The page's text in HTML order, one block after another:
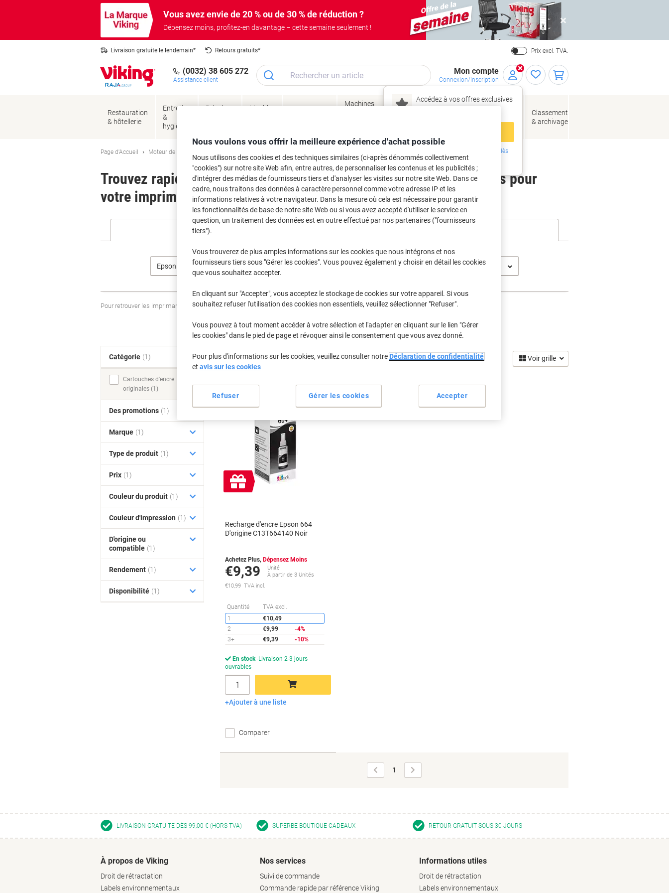
Vous avez envie de 20 % ou de 30 % de réduction ?
Dépensez moins, profitez-en davantage – cette semaine seulement !
Close
Livraison gratuite le lendemain* Retours gratuits* Prix excl. TVA.
(0032) 38 605 272
Assistance client
Mon compte
Connexion/Inscription
Accédez à vos offres exclusives
Inscrivez-vous dès
maintenant
Restauration
& hôtellerie
Entretien
&
hygiène
Bricolage
Meubles
Machines
Encres
Papier,
de bureau
Classement
& archivage
Page d'Accueil Moteur de recherche d'encre et toner
Trouvez rapidement les cartouches d'encre, toners ou les étiquettes pour
votre imprimante.
Epson L Epson L 210
Pour retrouver les imprimantes listées et/ou les cartouches précédemment achetéesSe connecter
Epson L 210 Cartouches Jet Encre (1)
Trier par : Voir grille
Cadeau
gratuit
Recharge d'encre Epson 664
D'origine C13T664140 Noir
Achetez Plus, Dépensez Moins
€9,39
Unité
À partir de 3 Unités
€10,99 TVA incl.
Quantité TVA excl.
1
€10,49
2
€9,99
-4%
3+
€9,39 -10%
En stock Livraison 2-3 jours
ouvrables
Quantité
Ajouter au panier
Ajouter à une liste
Comparer
Page
précédente
1
suivante
Catégorie (1)
Cartouches d'encre
originales (1)
Des promotions (1)
Marque (1)
Type de produit (1)
Prix (1)
Couleur du produit (1)
Couleur d'impression (1)
D'origine ou
compatible (1)
Rendement (1)
Disponibilité (1)
LIVRAISON GRATUITE DÈS 99,00 € (HORS TVA) SUPERBE BOUTIQUE CADEAUX RETOUR GRATUIT SOUS 30 JOURS
À propos de Viking
Droit de rétractation
Labels environnementaux
Nos services
Suivi de commande
Commande rapide par référence Viking
Informations utiles
Droit de rétractation
Labels environnementaux
Nous voulons vous offrir la meilleure expérience d'achat possible
Nous utilisons des cookies et des techniques similaires (ci-après dénommés collectivement
"cookies") sur notre site Web afin, entre autres, de personnaliser les contenus et les publicités ;
d'intégrer des médias de fournisseurs tiers et d'analyser les visites sur notre site Web. Dans ce
cadre, nous traitons des données à caractère personnel comme votre adresse IP et les
informations relatives à votre navigateur. Dans la mesure où cela est nécessaire pour garantir
les fonctionnalités de base de notre site Web ou si vous avez accepté d'utiliser le service en
question, un traitement des données est en outre effectué par nos partenaires ("fournisseurs
tiers").
Vous trouverez de plus amples informations sur les cookies que nous intégrons et nos
fournisseurs tiers sous "Gérer les cookies". Vous pouvez également y choisir en détail les cookies
que vous souhaitez accepter.
En cliquant sur "Accepter", vous acceptez le stockage de cookies sur votre appareil. Si vous
souhaitez refuser l'utilisation des cookies non essentiels, veuillez sélectionner "Refuser".
Vous pouvez à tout moment accéder à votre sélection et l'adapter en cliquant sur le lien "Gérer
les cookies" dans le pied de page et révoquer ainsi le consentement que vous avez donné.
Pour plus d'informations sur les cookies, veuillez consulter notre Déclaration de confidentialité
et avis sur les cookies
Gérer les cookies
Refuser Accepter